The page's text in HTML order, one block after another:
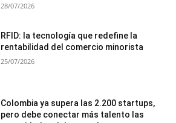
28/07/2026
RFID: la tecnología que redefine la
rentabilidad del comercio minorista
25/07/2026
Colombia ya supera las 2.200 startups,
pero debe conectar más talento las